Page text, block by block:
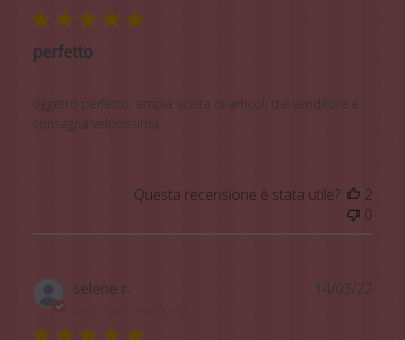
perfetto
oggetto perfetto, ampia scelta di articoli dal venditore e
consegna velocissima
Questa recensione è stata utile?
2
0
selene r. 14/03/22